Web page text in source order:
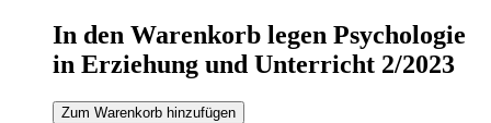
In den Warenkorb legen Psychologie
in Erziehung und Unterricht 2/2023
Zum Warenkorb hinzufügen